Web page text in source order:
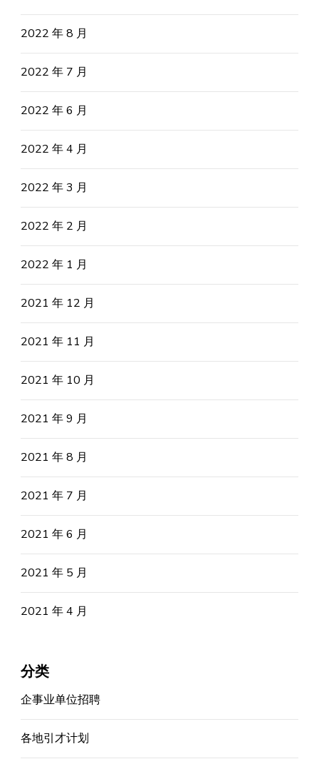
2022 年 8 月
2022 年 7 月
2022 年 6 月
2022 年 4 月
2022 年 3 月
2022 年 2 月
2022 年 1 月
2021 年 12 月
2021 年 11 月
2021 年 10 月
2021 年 9 月
2021 年 8 月
2021 年 7 月
2021 年 6 月
2021 年 5 月
2021 年 4 月
分类
企事业单位招聘
各地引才计划